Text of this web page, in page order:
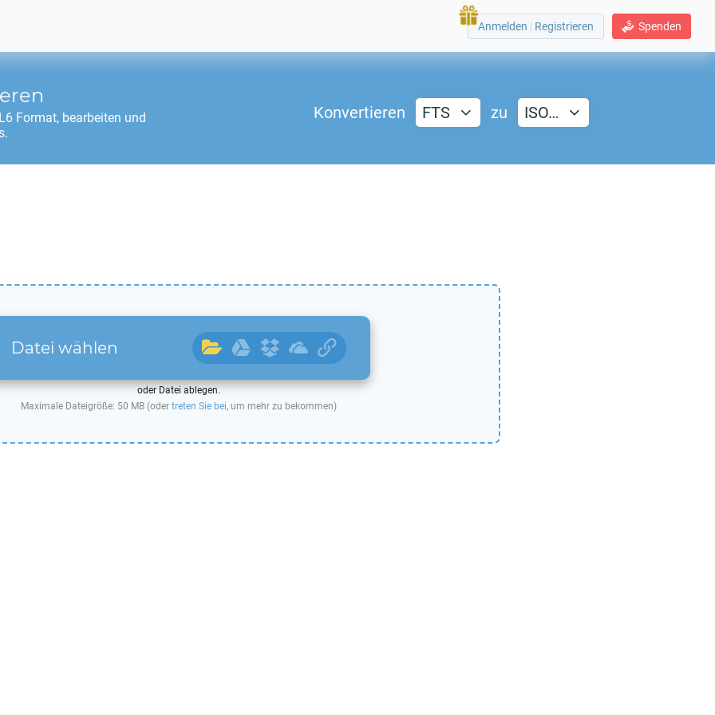
Spenden
Anmelden | Registrieren
Format, bearbeiten und
Konvertieren FTS zu ISO…
Datei wählen
oder Datei ablegen.
Maximale Dateigröße: 50 MB (oder treten Sie bei, um mehr zu bekommen)